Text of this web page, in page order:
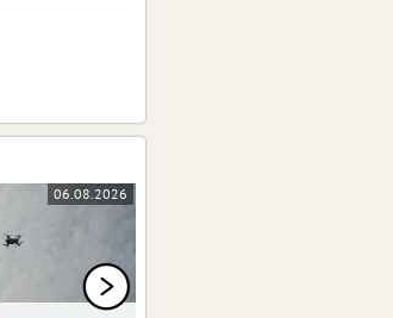
06.08.2026